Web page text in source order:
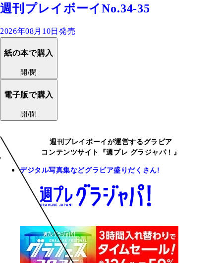
週刊プレイボーイNo.34-35
2026年08月10日発売
紙の本で購入
開/閉
電子版で購入
開/閉
週刊プレイボーイが運営するグラビア
コンテンツサイト『週プレ グラジャパ！』
デジタル写真集などグラビア盛りだくさん!